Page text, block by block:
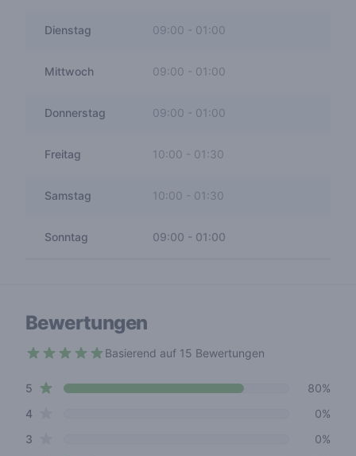
Dienstag 09:00 01:00
Mittwoch 09:00 - 01:00
Donnerstag 09:00 01:00
Freitag 10:00 - 01:30
Samstag 10:00 01:30
Sonntag 09:00 - 01:00
Bewertungen
Basierend auf 15 Bewertungen
Review data
5 star reviews
80%
4star reviews
0%
3
0%